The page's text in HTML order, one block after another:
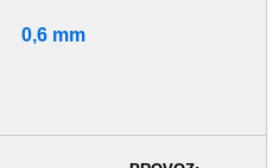
0,6 mm